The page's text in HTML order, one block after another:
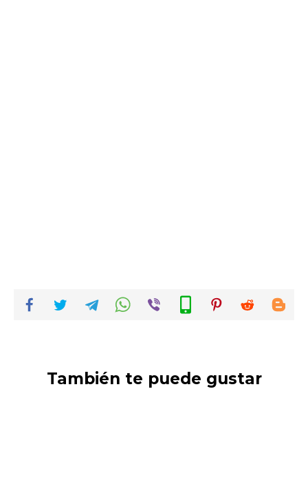
También te puede gustar